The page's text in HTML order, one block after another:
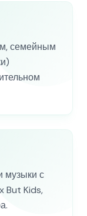
семейным
музыки с
But Kids,